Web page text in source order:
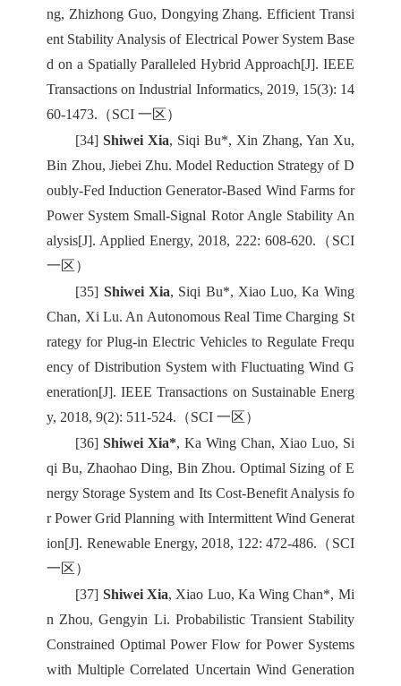
ng, Zhizhong Guo, Dongying Zhang. Efficient Transi
ent Stability Analysis of Electrical Power System Base
d on a Spatially Paralleled Hybrid Approach[J]. IEEE
Transactions on Industrial Informatics, 2019, 15(3): 14
60-1473.（SCI 一区）
[34]Shiwei Xia, Siqi Bu*, Xin Zhang, Yan Xu,
Bin Zhou, Jiebei Zhu. Model Reduction Strategy of D
oubly-Fed Induction Generator-Based Wind Farms for
Power System Small-Signal Rotor Angle Stability An
alysis[J]. Applied Energy, 2018, 222: 608-620.（SCI
一区）
[35] Shiwei Xia, Siqi Bu*, Xiao Luo, Ka Wing
Chan, Xi Lu. An Autonomous Real Time Charging St
rategy for Plug-in Electric Vehicles to Regulate Frequ
ency of Distribution System with Fluctuating Wind G
eneration[J]. IEEE Transactions on Sustainable Energ
y, 2018, 9(2): 511-524.（SCI 一区）
[36]Shiwei Xia*, Ka Wing Chan, Xiao Luo, Si
qi Bu, Zhaohao Ding, Bin Zhou. Optimal Sizing of E
nergy Storage System and Its Cost-Benefit Analysis fo
r Power Grid Planning with Intermittent Wind Generat
ion[J]. Renewable Energy, 2018, 122: 472-486.（SCI
一区）
[37] Shiwei Xia, Xiao Luo, Ka Wing Chan*, Mi
n Zhou, Gengyin Li. Probabilistic Transient Stability
Constrained Optimal Power Flow for Power Systems
with Multiple Correlated Uncertain Wind Generation